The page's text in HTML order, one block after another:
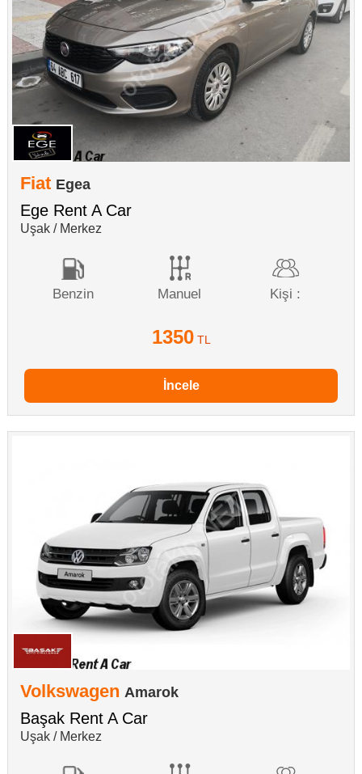
Fiat Egea
Ege Rent A Car
Uşak / Merkez
Benzin Manuel Kişi :
1350 TL
İncele
Volkswagen Amarok
Başak Rent A Car
Uşak / Merkez